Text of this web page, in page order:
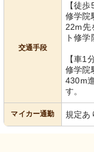
交通手段
【徒歩
修学院
22m先
ト修学
【車1
修学院
430m
す。
マイカー通勤 規定あ